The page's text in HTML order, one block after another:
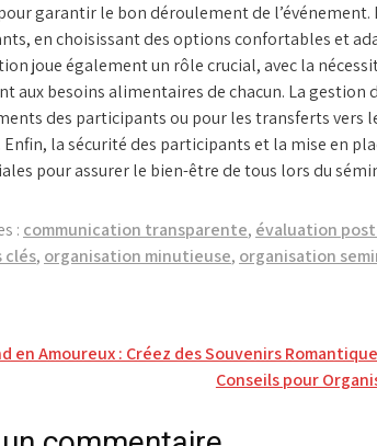
garantir le bon déroulement de
en choisissant des options confortables et
joue également un rôle crucial, avec la
aux besoins alimentaires de chacun. La gestion
des participants ou pour les transferts vers
la sécurité des participants et la mise en
pour assurer le bien-être de tous lors du
: communication transparente, évaluation
clés, organisation minutieuse, organisation
en Amoureux : Créez des Souvenirs
Conseils pour